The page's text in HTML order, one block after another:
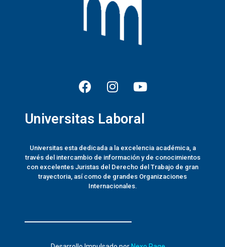
Universitas Laboral
Universitas esta dedicada a la excelencia académica, a
través del intercambio de información y de conocimientos
con excelentes Juristas del Derecho del Trabajo de gran
trayectoria, así como de grandes Organizaciones
Internacionales.